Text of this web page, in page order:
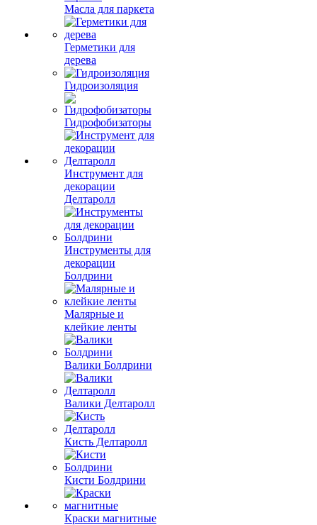
Масла для паркета
Герметики для
дерева
Гидроизоляция
Гидрофобизаторы
Инструмент для
декорации
Делтаролл
Инструменты для
декорации
Болдрини
Малярные и
клейкие ленты
Валики Болдрини
Валики Делтаролл
Кисть Делтаролл
Кисти Болдрини
Краски магнитные